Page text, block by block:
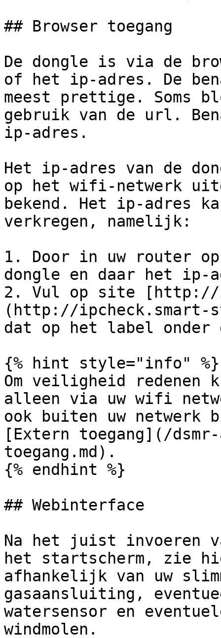
## Browser toegang
De dongle is via de
of het ip-adres. De
meest prettige. Soms
gebruik van de url.
ip-adres.
Het ip-adres van de
op het wifi-netwerk
bekend. Het ip-adres
verkregen, namelijk:
1. Door in uw router
dongle en daar het
2. Vul op site [http://
(http://
dat op het label onder
{% hint style="info" %}
Om veiligheid redenen
alleen via uw wifi
ook buiten uw netwerk
[Extern toegang](/
toegang.md).
{% endhint %}
## Webinterface
Na het juist invoeren
het startscherm, zie
afhankelijk van uw
gasaansluiting,
watersensor en
windmolen.